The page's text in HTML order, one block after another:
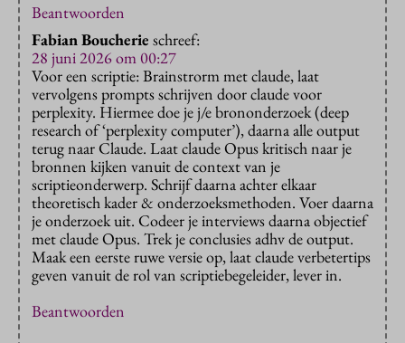
Beantwoorden
Fabian Boucherie schreef:
28 juni 2026 om 00:27
Voor een scriptie: Brainstrorm met claude, laat
vervolgens prompts schrijven door claude voor
perplexity. Hiermee doe je j/e brononderzoek (deep
research of ‘perplexity computer’), daarna alle output
terug naar Claude. Laat claude Opus kritisch naar je
bronnen kijken vanuit de context van je
scriptieonderwerp. Schrijf daarna achter elkaar
theoretisch kader & onderzoeksmethoden. Voer daarna
je onderzoek uit. Codeer je interviews daarna objectief
met claude Opus. Trek je conclusies adhv de output.
Maak een eerste ruwe versie op, laat claude verbetertips
geven vanuit de rol van scriptiebegeleider, lever in.
Beantwoorden